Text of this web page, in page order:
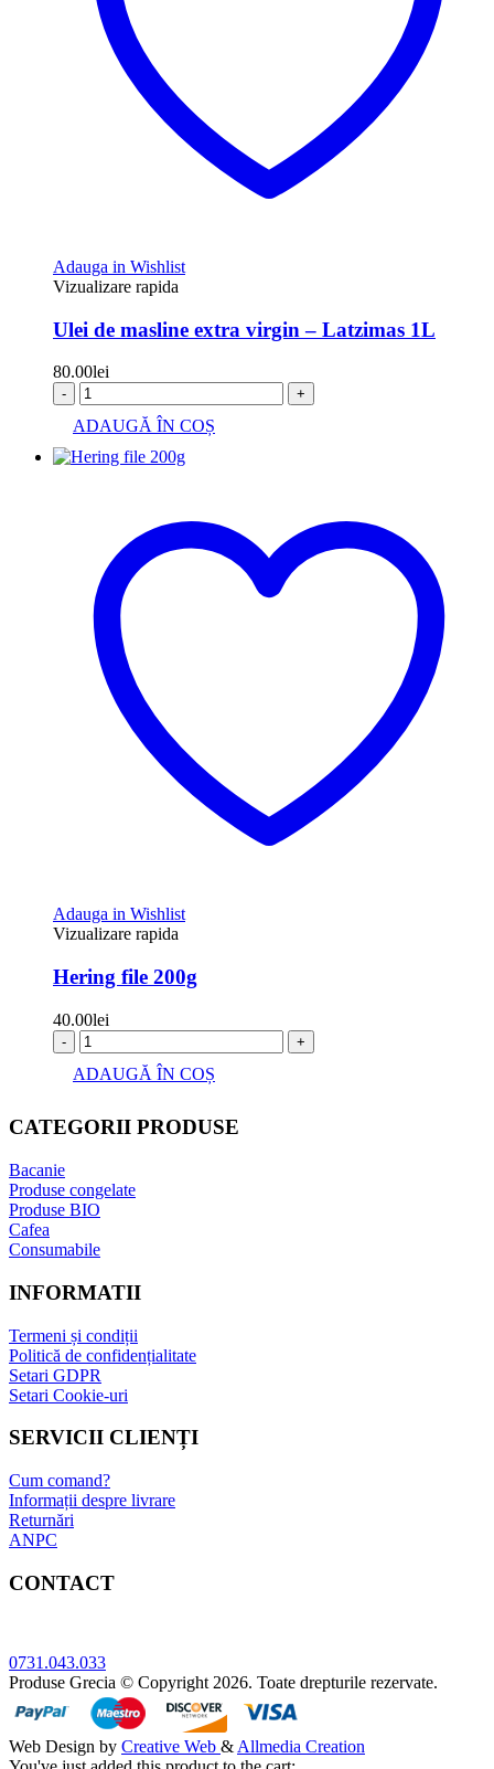
Adauga in Wishlist
Vizualizare rapida
Ulei de masline extra virgin – Latzimas 1L
80.00lei
- +
ADAUGĂ ÎN COȘ
Adauga in Wishlist
Vizualizare rapida
Hering file 200g
40.00lei
- +
ADAUGĂ ÎN COȘ
CATEGORII PRODUSE
Bacanie
Produse congelate
Produse BIO
Cafea
Consumabile
INFORMATII
Termeni și condiții
Politică de confidențialitate
Setari GDPR
Setari Cookie-uri
SERVICII CLIENȚI
Cum comand?
Informații despre livrare
Returnări
ANPC
CONTACT
0731.043.033
Produse Grecia © Copyright 2026. Toate drepturile rezervate.
Web Design by Creative Web &Allmedia Creation